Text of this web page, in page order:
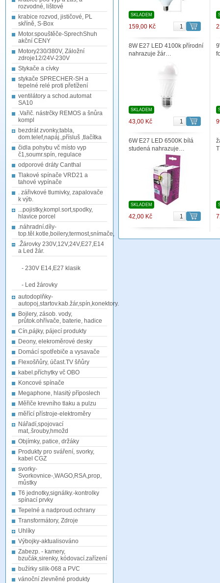
rozvodné, lištové
krabice rozvod, jističové, PL
skříně, S-Box
Motor.spouštěče-SprechShuh
akční CENY
Motory230/380V, Záložní
zdroje12/24V-230V
Stykače a cívky
stykače SPRECHER-SH a
tepelné relé proti přetížení
ventilátory a schod.automat
SA10
.Vařič. nástrčky REMOS a šnůra
kompl
bezdrát zvonky,tabla,
dom.telef,napáj.,přísluš ,tlačítka
čidla pohybu vč místo vyp
č1,soumr.spín, regulace
odporové dráty Canthal
Tlakové spínače VRD21 a
tahové vypínače
. zářivkové tlumivky, zapalovače
k výb.
...pojistky,kompl.sort,spodky,
hlavice porcel
.náhradní.díly-
top.těl.kotle,boilery,termost,snímače,
.Žárovky 230V,12V,24V,E27,E14
a Led žár.
- 230V E14,E27 klasik
- Led žárovky
autodoplňky-
autopoj,startov.kab.žár,spín,konektory.
Bojlery, zásob. vody,
průtok.ohřívače, baterie, hadice
Cín,pájky, pájecí produkty
Deony, elekroměrové desky
Domácí spotřebiče a vysavače
Flexošňůry, účast.TV šňůry
kabel.příchytky vč OBO
Koncové spínače
Megaphone, hlasitý příposlech
Měřiče krevního tlaku a pulzu
měřící přístroje-elektroměry
Nářadí,spojovací
mat,.šrouby,hmožd
Objímky, patice, držáky
Produkty pro sváření, svorky,
kabel CGZ
svorky-
Svorkovnice-,WAGO,RSA,prop,
můstky
T6 jednotky,signálky.-kontrolky
spínací prvky
Tepelné a nadproud.ochrany
Transformátory, Zdroje
Uhlíky
Výbojky-aktualisováno
Zabezp. - kamery,
bzučák,sirenky, kódovací.zařízení
bužírky silik-068 a PVC
vánoční zlevněné produkty
SKLADEM
159,00 Kč
8W E27 LED 4100k přírodní
nahrazuje žár…
SKLADEM
43,00 Kč
6W E27 LED 6500K bílá
studená nahrazuje…
SKLADEM
42,00 Kč